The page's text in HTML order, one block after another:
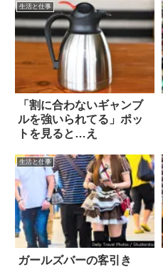
生活と仕事
「割に合わないギャンブ
ルを強いられてる」ポッ
トを見ると…え
生活と仕事
ガールズバーの客引き